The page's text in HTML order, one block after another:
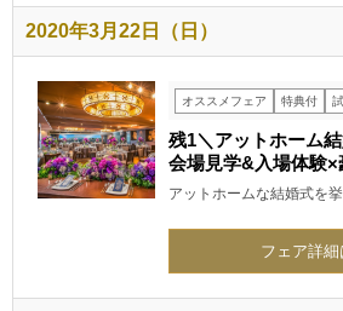
2020年3月22日（日）
オススメフェア 特典付
残1＼アットホーム
会場見学&入場体験×
アットホームな結婚式を
フェア詳